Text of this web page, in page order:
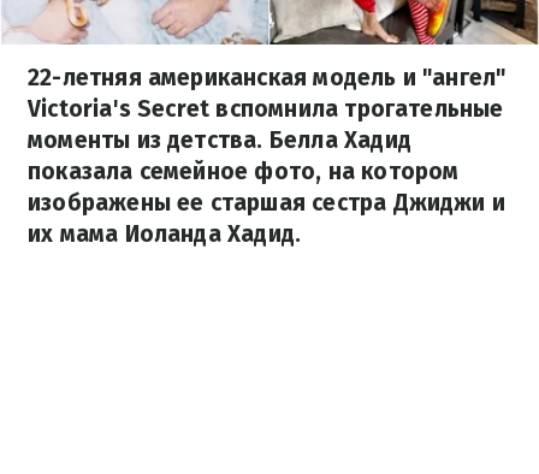
22-летняя американская модель и "ангел"
Victoria's Secret вспомнила трогательные
моменты из детства. Белла Хадид
показала семейное фото, на котором
изображены ее старшая сестра Джиджи и
их мама Иоланда Хадид.